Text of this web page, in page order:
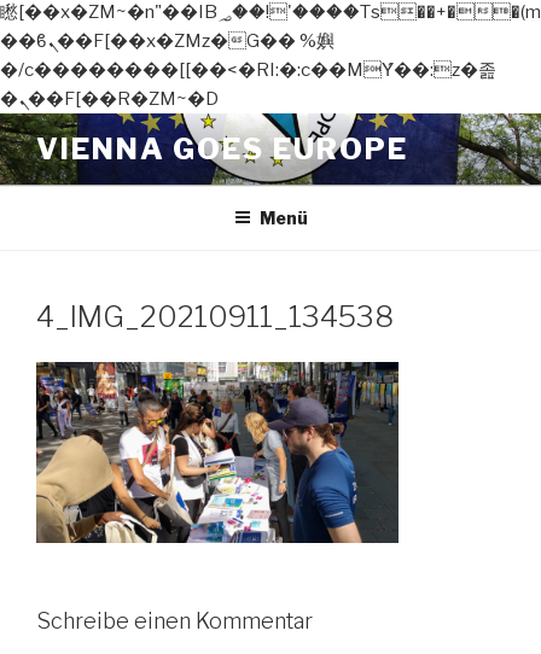
矁[��x�ZM~�n"��IB؃��!'����Тѕ��+��(m��IK�ʭ�/|
��ϐܢ��F[��x�ZMz�G�� %嬩
�/c��������[[��<�RI:�:c��MΎ��:z�졾
�ܢ��F[��R�ZM~�D
Zum
Inhalt
springen
VIENNA GOES EUROPE
Menü
4_IMG_20210911_134538
Schreibe einen Kommentar